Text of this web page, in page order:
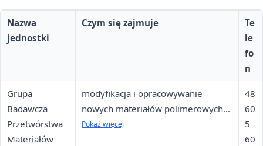
Nazwa
jednostki
Czym się zajmuje
Te
le
fo
n
Grupa
Badawcza
Przetwórstwa
Materiałów
modyfikacja i opracowywanie
nowych materiałów polimerowych
opartych na polimerach
Pokaż więcej
48
60
5
60